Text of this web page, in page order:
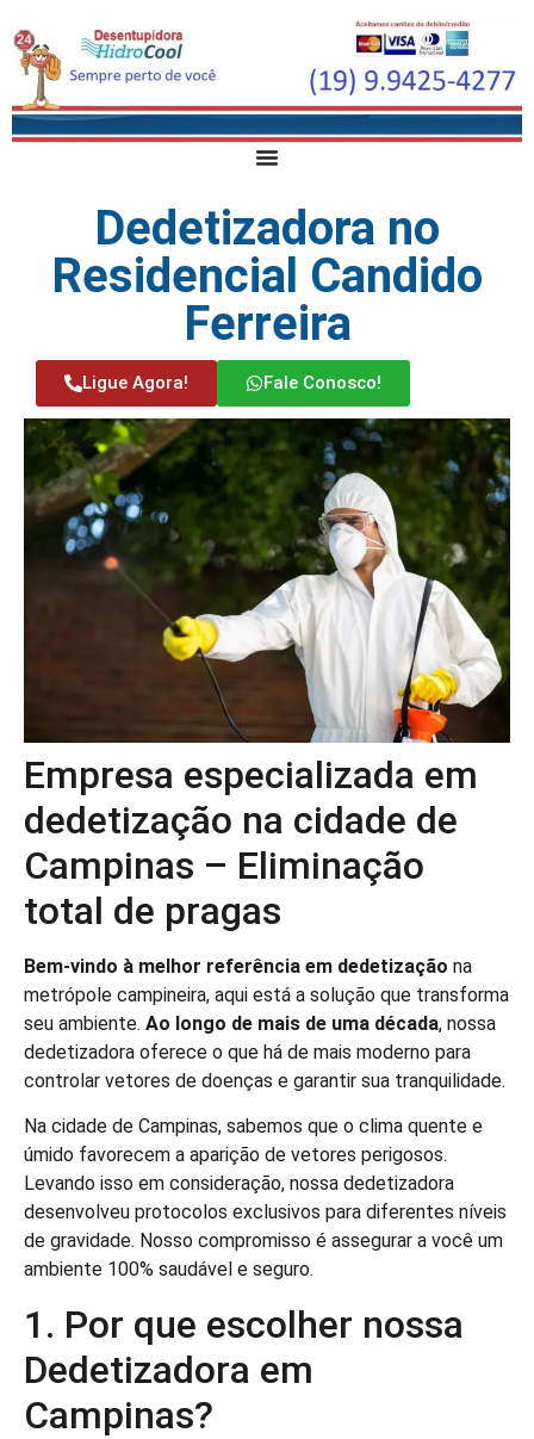
Dedetizadora no
Residencial Candido
Ferreira
Ligue Agora! Fale Conosco!
Empresa especializada em
dedetização na cidade de
Campinas – Eliminação
total de pragas
Bem-vindo à melhor referência em dedetização na
metrópole campineira, aqui está a solução que transforma
seu ambiente. Ao longo de mais de uma década, nossa
dedetizadora oferece o que há de mais moderno para
controlar vetores de doenças e garantir sua tranquilidade.
Na cidade de Campinas, sabemos que o clima quente e
úmido favorecem a aparição de vetores perigosos.
Levando isso em consideração, nossa dedetizadora
desenvolveu protocolos exclusivos para diferentes níveis
de gravidade. Nosso compromisso é assegurar a você um
ambiente 100% saudável e seguro.
1. Por que escolher nossa
Dedetizadora em
Campinas?